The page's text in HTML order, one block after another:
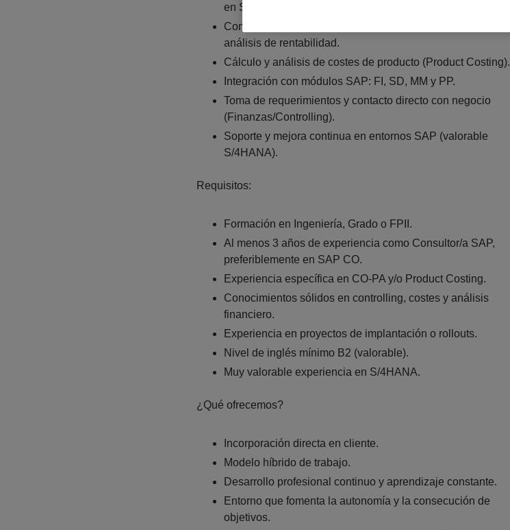
en SAP CO (CO-PA y PC).
Configuración y optimización de procesos de controlling y
análisis de rentabilidad.
Cálculo y análisis de costes de producto (Product Costing).
Integración con módulos SAP: FI, SD, MM y PP.
Toma de requerimientos y contacto directo con negocio
(Finanzas/Controlling).
Soporte y mejora continua en entornos SAP (valorable
S/4HANA).
Requisitos:
Formación en Ingeniería, Grado o FPII.
Al menos 3 años de experiencia como Consultor/a SAP,
preferiblemente en SAP CO.
Experiencia específica en CO-PA y/o Product Costing.
Conocimientos sólidos en controlling, costes y análisis
financiero.
Experiencia en proyectos de implantación o rollouts.
Nivel de inglés mínimo B2 (valorable).
Muy valorable experiencia en S/4HANA.
¿Qué ofrecemos?
Incorporación directa en cliente.
Modelo híbrido de trabajo.
Desarrollo profesional continuo y aprendizaje constante.
Entorno que fomenta la autonomía y la consecución de
objetivos.